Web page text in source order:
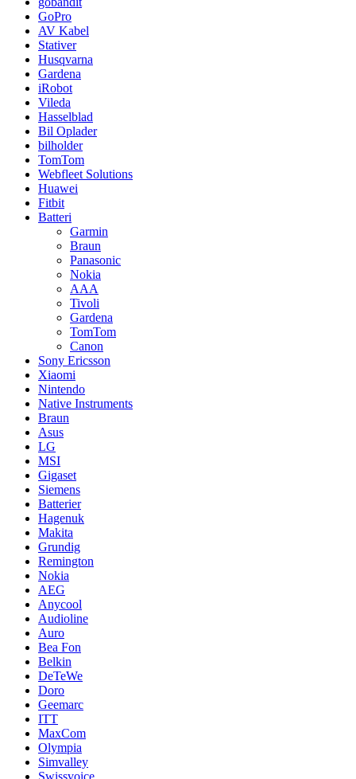
GoPro
AV Kabel
Stativer
Husqvarna
Gardena
iRobot
Vileda
Hasselblad
Bil Oplader
bilholder
TomTom
Webfleet Solutions
Huawei
Fitbit
Batteri
Garmin
Braun
Panasonic
Nokia
AAA
Tivoli
Gardena
TomTom
Canon
Sony Ericsson
Xiaomi
Nintendo
Native Instruments
Braun
Asus
LG
MSI
Gigaset
Siemens
Batterier
Hagenuk
Makita
Grundig
Remington
Nokia
AEG
Anycool
Audioline
Auro
Bea Fon
Belkin
DeTeWe
Doro
Geemarc
ITT
MaxCom
Olympia
Simvalley
Swissvoice